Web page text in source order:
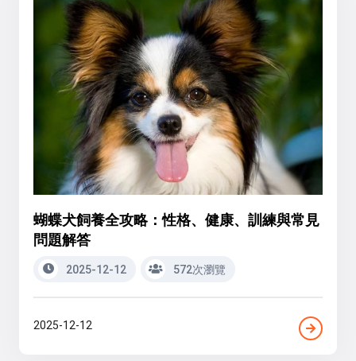
蝴蝶犬飼養全攻略：性格、健康、訓練與常見
問題解答
2025-12-12 572次瀏覽
2025-12-12